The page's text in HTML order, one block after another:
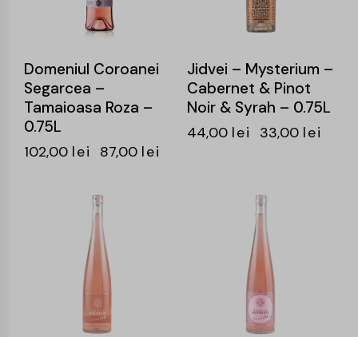
Domeniul Coroanei
Segarcea –
Tamaioasa Roza –
0.75L
102,00 lei 87,00 lei
Jidvei – Mysterium –
Cabernet & Pinot
Noir & Syrah – 0.75L
44,00 lei 33,00 lei